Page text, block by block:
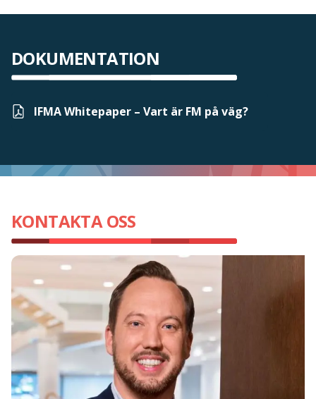
DOKUMENTATION
IFMA Whitepaper – Vart är FM på väg?
KONTAKTA OSS